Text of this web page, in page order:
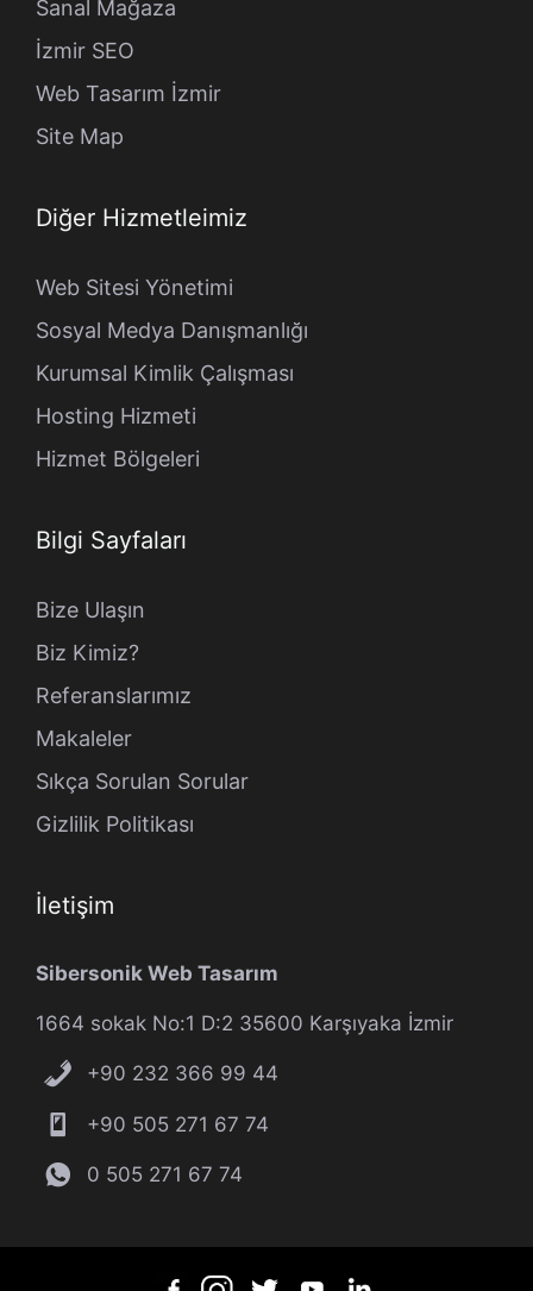
Sanal Mağaza
İzmir SEO
Web Tasarım İzmir
Site Map
Diğer Hizmetleimiz
Web Sitesi Yönetimi
Sosyal Medya Danışmanlığı
Kurumsal Kimlik Çalışması
Hosting Hizmeti
Hizmet Bölgeleri
Bilgi Sayfaları
Bize Ulaşın
Biz Kimiz?
Referanslarımız
Makaleler
Sıkça Sorulan Sorular
Gizlilik Politikası
İletişim
Sibersonik Web Tasarım
1664 sokak No:1 D:2 35600 Karşıyaka İzmir
+90 232 366 99 44
+90 505 271 67 74
0 505 271 67 74